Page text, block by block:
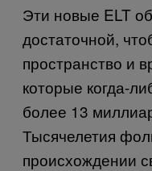
Эти новые ELT
достаточной,
пространство и
которые когда-
более 13
Тысячелетия
происхождении